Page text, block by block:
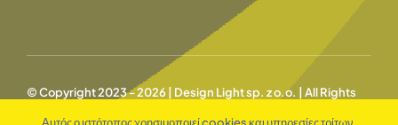
© Copyright 2023 - 2026 | Design Light sp. z o.o. | All Rights